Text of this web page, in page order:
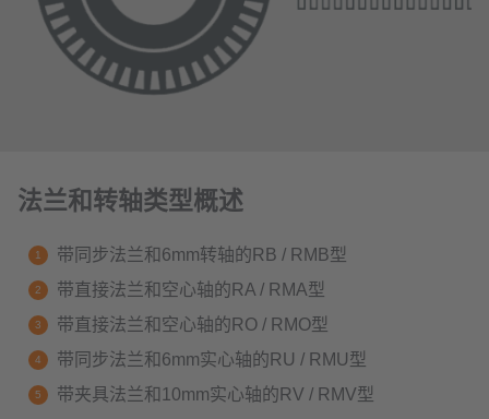
法兰和转轴类型概述
带同步法兰和6mm转轴的RB / RMB型
带直接法兰和空心轴的RA / RMA型
带直接法兰和空心轴的RO / RMO型
带同步法兰和6mm实心轴的RU / RMU型
带夹具法兰和10mm实心轴的RV / RMV型